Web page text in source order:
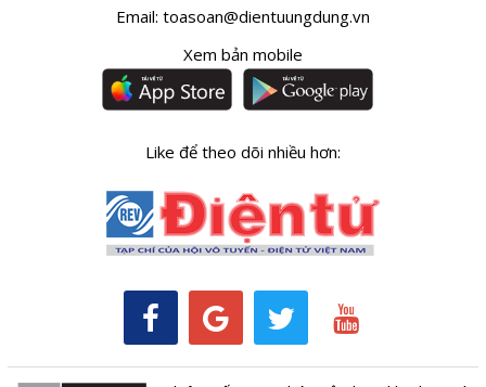
Email: toasoan@dientuungdung.vn
Xem bản mobile
Like để theo dõi nhiều hơn: